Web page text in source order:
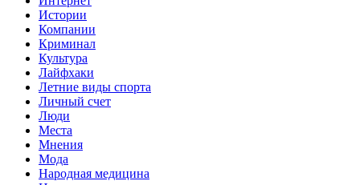
Истории
Компании
Криминал
Культура
Лайфхаки
Летние виды спорта
Личный счет
Люди
Места
Мнения
Мода
Народная медицина